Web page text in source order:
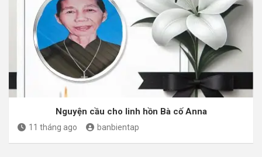
Nguyện cầu cho linh hồn Bà cố Anna
11 tháng ago banbientap